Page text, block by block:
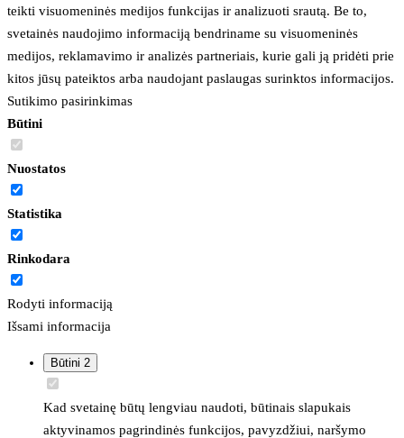
teikti visuomeninės medijos funkcijas ir analizuoti srautą. Be to,
svetainės naudojimo informaciją bendriname su visuomeninės
medijos, reklamavimo ir analizės partneriais, kurie gali ją pridėti prie
kitos jūsų pateiktos arba naudojant paslaugas surinktos informacijos.
Sutikimo pasirinkimas
Būtini
Nuostatos
Statistika
Rinkodara
Rodyti informaciją
Išsami informacija
Būtini 2
Kad svetainę būtų lengviau naudoti, būtinais slapukais
aktyvinamos pagrindinės funkcijos, pavyzdžiui, naršymo